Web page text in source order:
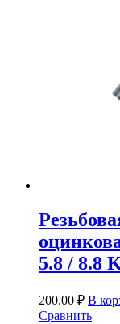
5.8 / 8.8
200.00 ₽ В
Сравнить